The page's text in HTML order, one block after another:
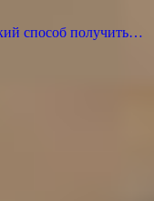
способ получить…